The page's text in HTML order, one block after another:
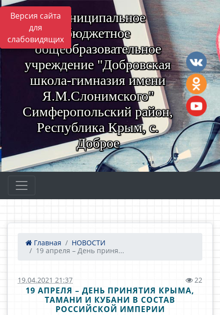
Версия сайта
для
слабовидящих
Муниципальное
бюджетное
общеобразовательное
учреждение "Добровская
школа-гимназия имени
Я.М.Слонимского"
Симферопольский район,
Республика Крым, с.
Доброе
Главная
НОВОСТИ
19 апреля – День приня...
19.04.2021 21:37 22
19 АПРЕЛЯ – ДЕНЬ ПРИНЯТИЯ КРЫМА,
ТАМАНИ И КУБАНИ В СОСТАВ
РОССИЙСКОЙ ИМПЕРИИ